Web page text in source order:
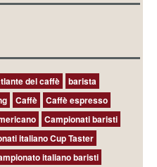
del caffè
barista
Caffè
Caffè espresso
Campionati baristi
italiano Cup Taster
italiano baristi